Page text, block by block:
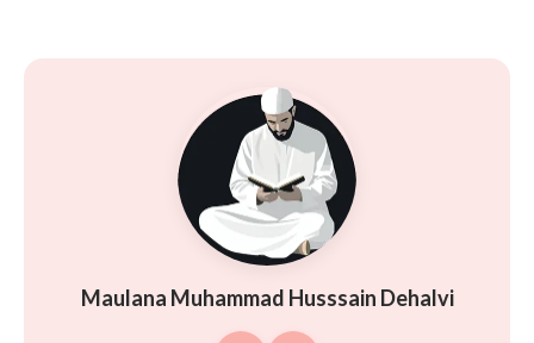
Maulana Muhammad Husssain Dehalvi